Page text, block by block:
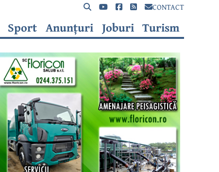
CONTACT
Sport Anunțuri Joburi Turism